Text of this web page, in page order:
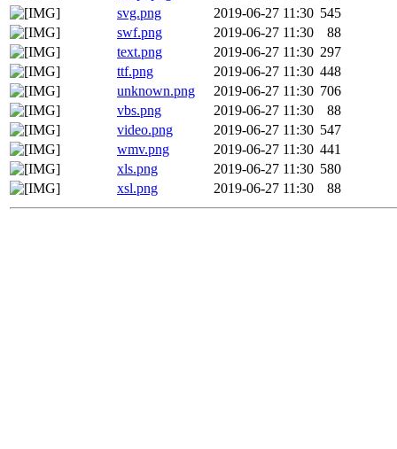
svg.png
2019-06-27 11:30 545
swf.png
2019-06-27 11:30
88
text.png
2019-06-27 11:30 297
ttf.png
2019-06-27 11:30 448
unknown.png
2019-06-27 11:30 706
vbs.png
2019-06-27 11:30
88
video.png
2019-06-27 11:30 547
wmv.png
2019-06-27 11:30 441
xls.png
2019-06-27 11:30 580
xsl.png
2019-06-27 11:30 88